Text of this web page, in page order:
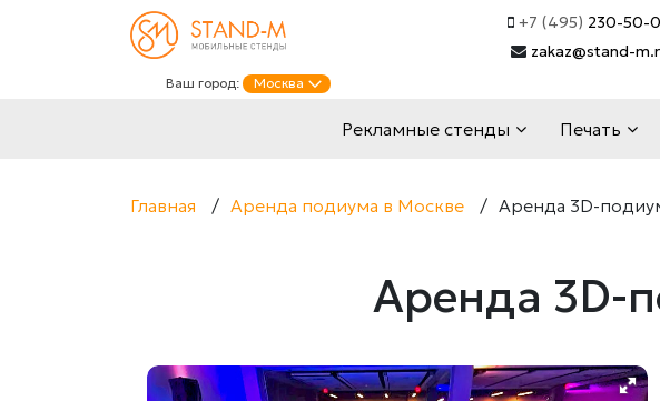
+7 (495) 230-50-
zakaz@stand-
Ваш город: Москва
Рекламные стенды Печать
Главная / Аренда подиума в Москве / Аренда 3D-
Аренда 3D-